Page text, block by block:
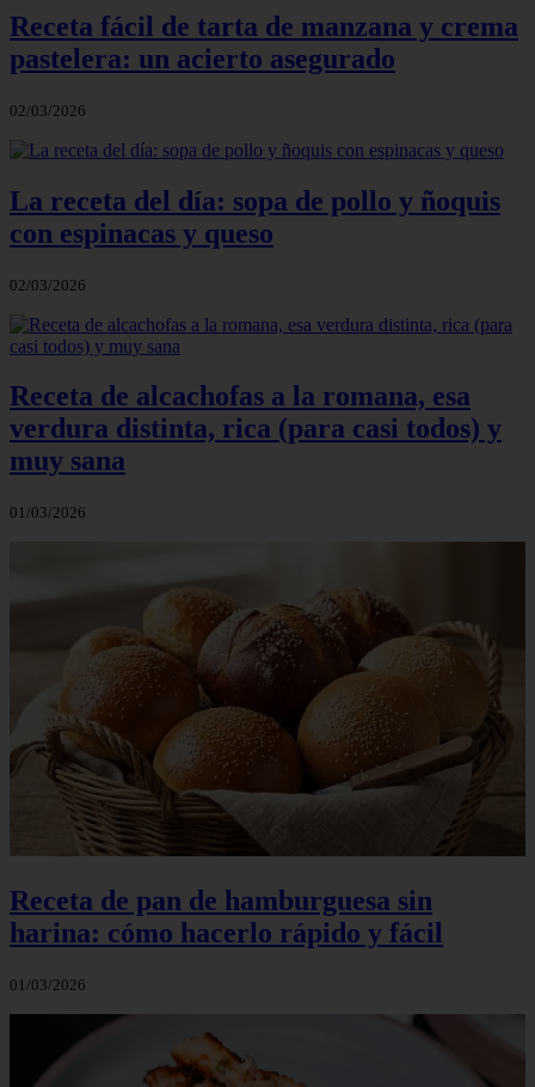
Receta fácil de tarta de manzana y crema
pastelera: un acierto asegurado
02/03/2026
La receta del día: sopa de pollo y ñoquis
con espinacas y queso
02/03/2026
Receta de alcachofas a la romana, esa
verdura distinta, rica (para casi todos) y
muy sana
01/03/2026
Receta de pan de hamburguesa sin
harina: cómo hacerlo rápido y fácil
01/03/2026